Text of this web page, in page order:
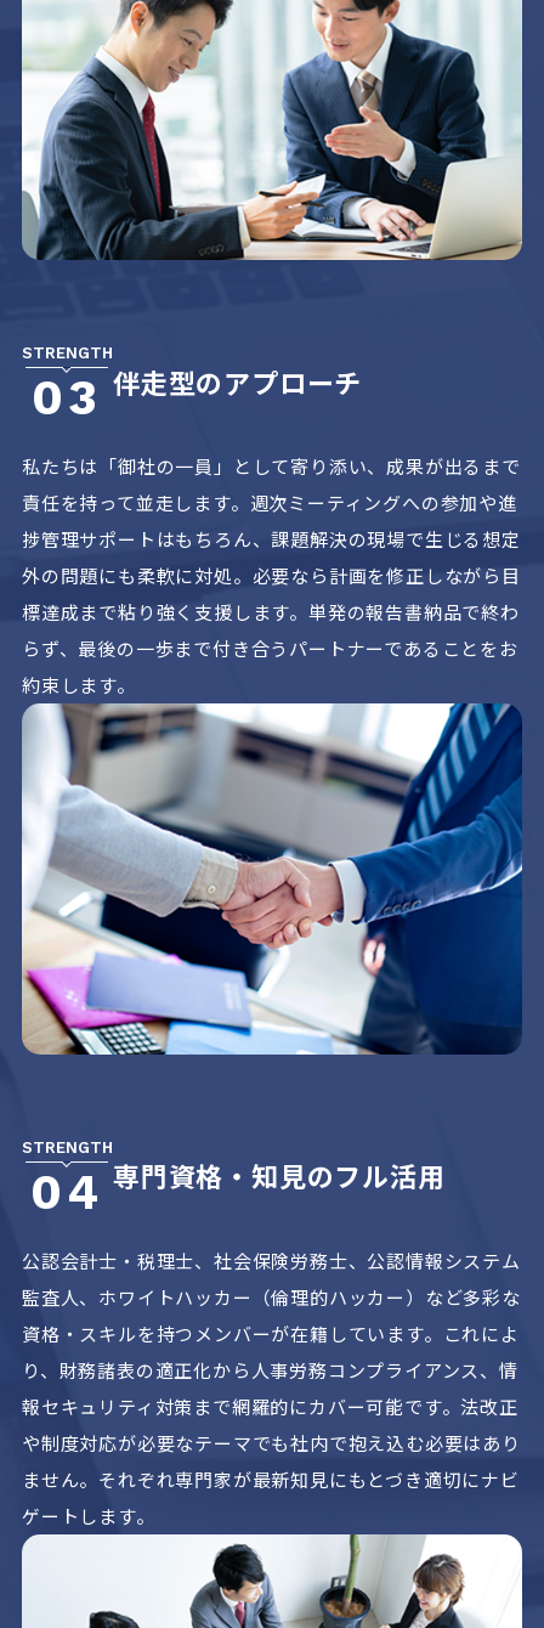
STRENGTH
03 伴走型のアプローチ
私たちは「御社の一員」として寄り添い、成果が出るまで
責任を持って並走します。週次ミーティングへの参加や進
捗管理サポートはもちろん、課題解決の現場で生じる想定
外の問題にも柔軟に対処。必要なら計画を修正しながら目
標達成まで粘り強く支援します。単発の報告書納品で終わ
らず、最後の一歩まで付き合うパートナーであることをお
約束します。
STRENGTH
04 専門資格・知見のフル活用
公認会計士・税理士、社会保険労務士、公認情報システム
監査人、ホワイトハッカー（倫理的ハッカー）など多彩な
資格・スキルを持つメンバーが在籍しています。これによ
り、財務諸表の適正化から人事労務コンプライアンス、情
報セキュリティ対策まで網羅的にカバー可能です。法改正
や制度対応が必要なテーマでも社内で抱え込む必要はあり
ません。それぞれ専門家が最新知見にもとづき適切にナビ
ゲートします。